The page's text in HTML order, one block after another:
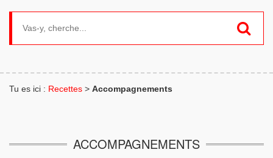
Tu es ici : Recettes > Accompagnements
ACCOMPAGNEMENTS